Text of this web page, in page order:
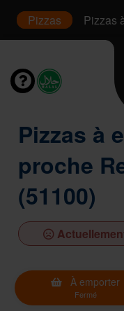
Pizzas Pizzas
Pizzas à
proche
(51100)
À emporter
Fermé